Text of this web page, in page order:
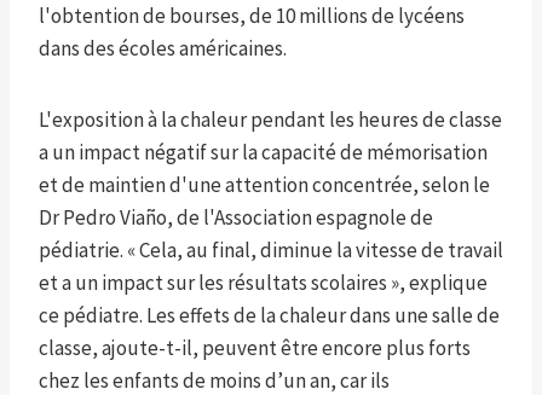
l'obtention de bourses, de 10 millions de lycéens
dans des écoles américaines.
L'exposition à la chaleur pendant les heures de classe
a un impact négatif sur la capacité de mémorisation
et de maintien d'une attention concentrée, selon le
Dr Pedro Viaño, de l'Association espagnole de
pédiatrie. « Cela, au final, diminue la vitesse de travail
et a un impact sur les résultats scolaires », explique
ce pédiatre. Les effets de la chaleur dans une salle de
classe, ajoute-t-il, peuvent être encore plus forts
chez les enfants de moins d’un an, car ils